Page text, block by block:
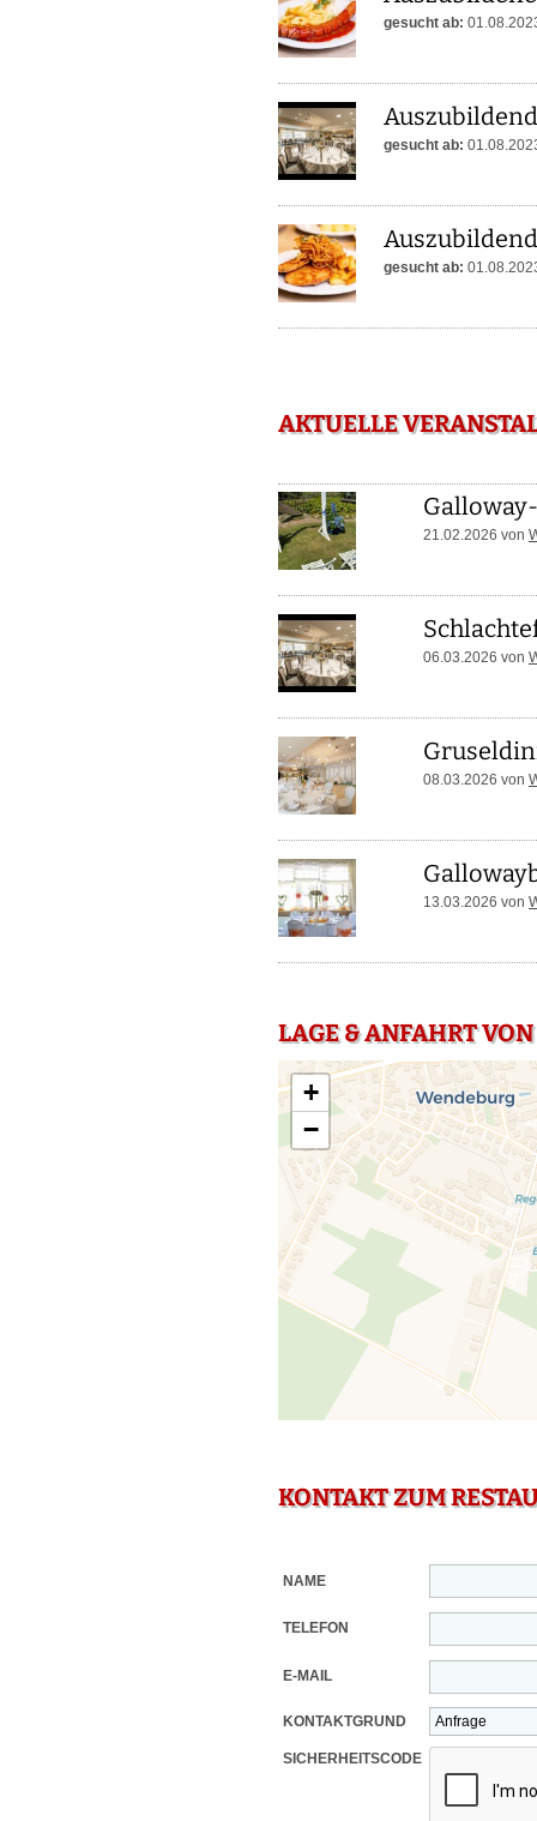
gesucht ab:
gesucht ab:
gesucht ab:
AKTUELLE
21.02.2026 von
06.03.2026 von
08.03.2026 von
13.03.2026 von
LAGE & ANFAHRT
+
−
KONTAKT ZUM
NAME
TELEFON
E-MAIL
KONTAKTGRUND
SICHERHEITSCODE